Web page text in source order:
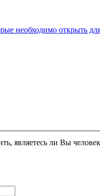
необходимо открыть
Этот вопрос